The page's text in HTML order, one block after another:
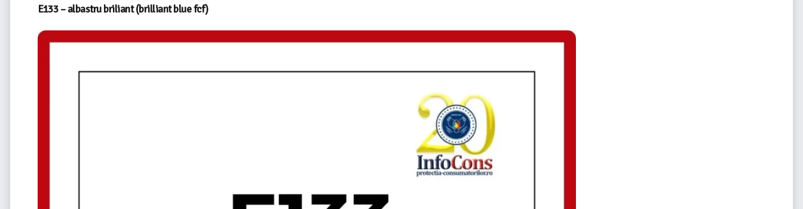
E133 – albastru briliant (brilliant blue fcf)